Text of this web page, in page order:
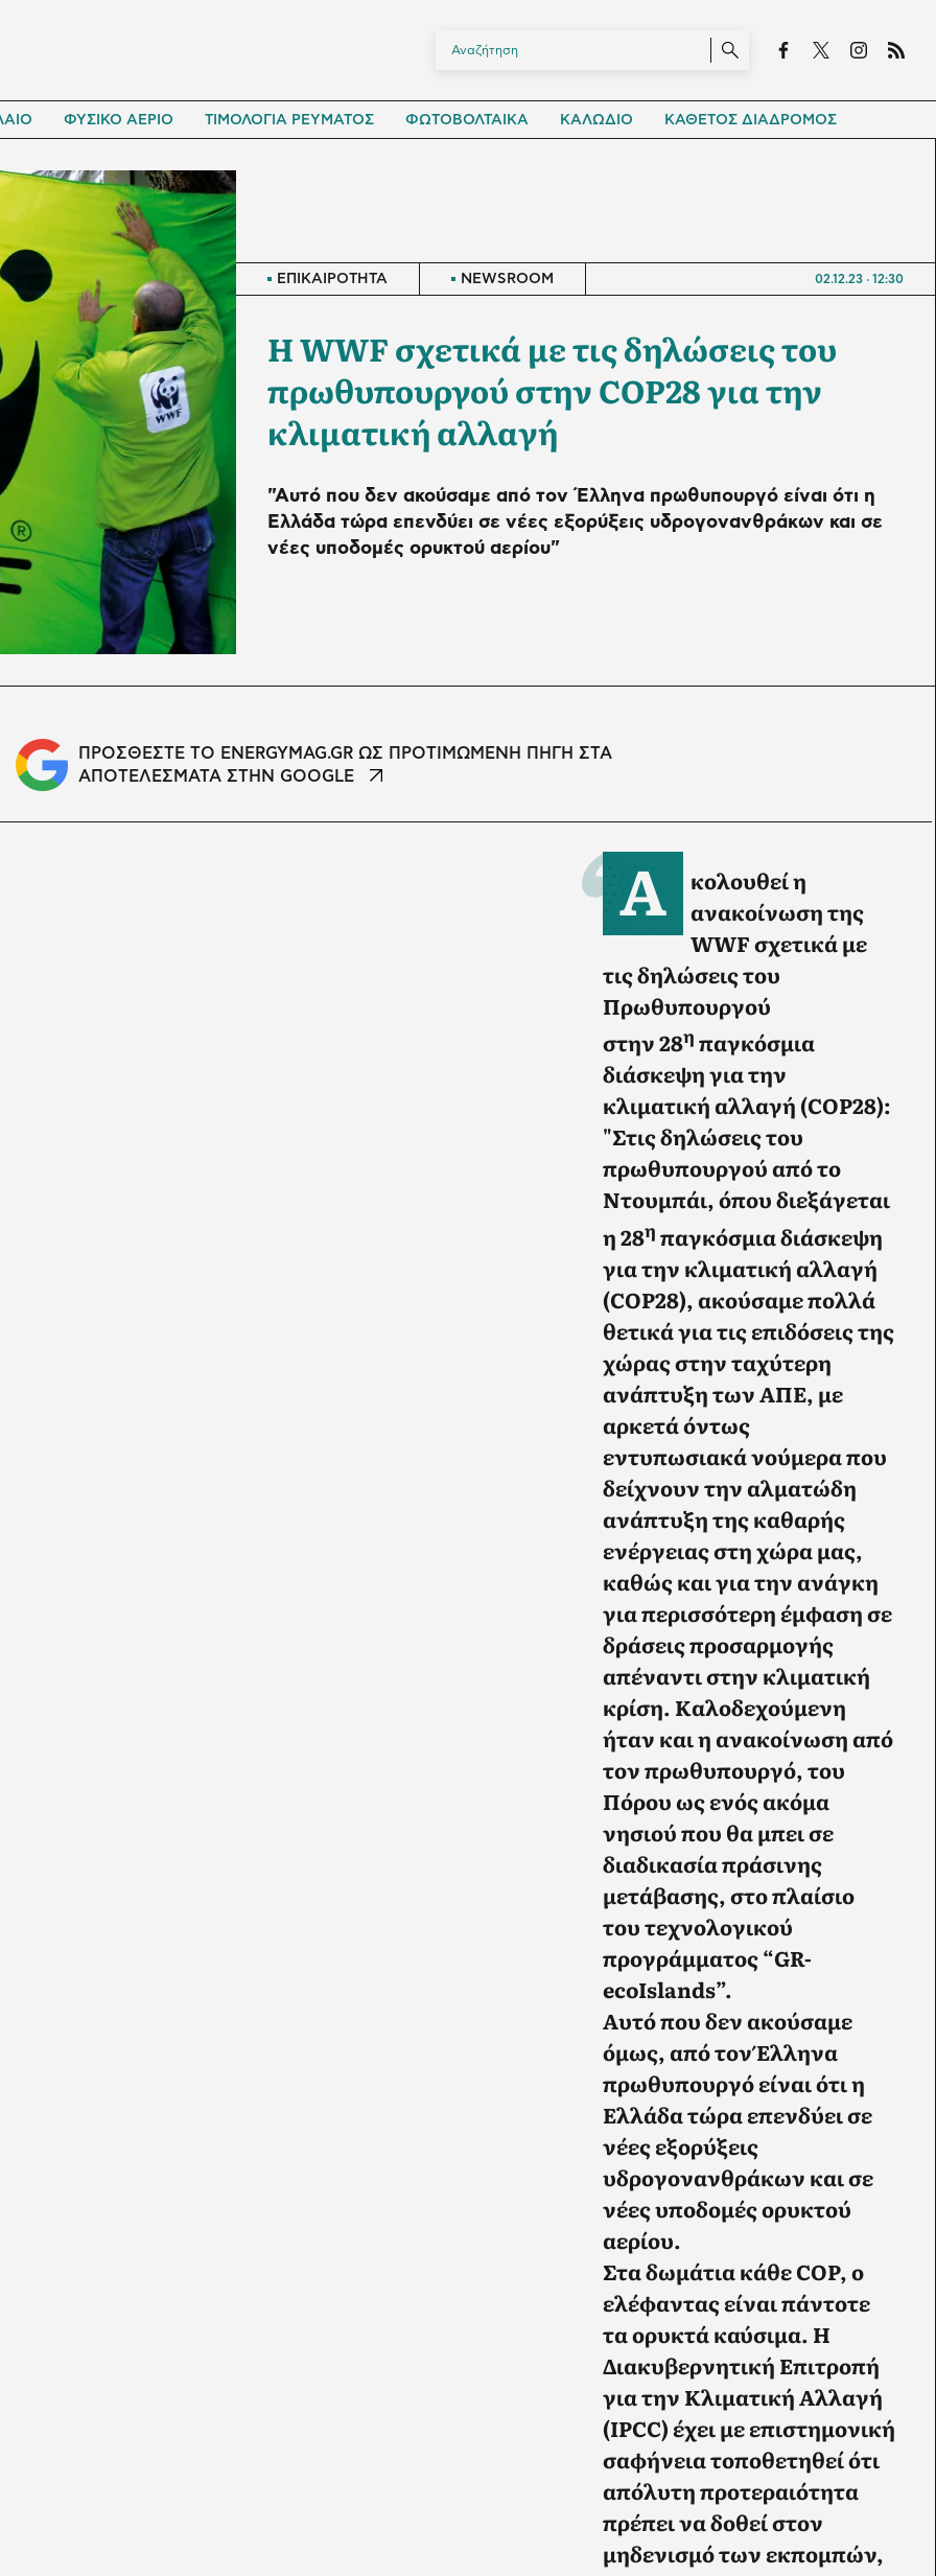
ΦΥΣΙΚΟ ΑΕΡΙΟ ΤΙΜΟΛΟΓΙΑ ΡΕΥΜΑΤΟΣ ΦΩΤΟΒΟΛΤΑΙΚΑ ΚΑΛΩΔΙΟ ΚΑΘΕΤΟΣ ΔΙΑΔΡΟΜΟΣ
ΕΠΙΚΑΙΡΟΤΗΤΑ NEWSROOM 02.12.23 12:30
H WWF σχετικά με τις δηλώσεις του
πρωθυπουργού στην COP28 για την
κλιματική αλλαγή
"Αυτό που δεν ακούσαμε από τον Έλληνα πρωθυπουργό είναι ότι η
Ελλάδα τώρα επενδύει σε νέες εξορύξεις υδρογονανθράκων και σε
νέες υποδομές ορυκτού αερίου"
ΠΡΟΣΘΕΣΤΕ ΤΟ ENERGYMAG.GR ΩΣ ΠΡΟΤΙΜΩΜΕΝΗ ΠΗΓΗ ΣΤΑ
ΑΠΟΤΕΛΕΣΜΑΤΑ ΣΤΗΝ GOOGLE
Α
κολουθεί η
ανακοίνωση της
WWF σχετικά με
τις δηλώσεις του
Πρωθυπουργού
στην 28η παγκόσμια
διάσκεψη για την
κλιματική αλλαγή (COP28):
"Στις δηλώσεις του
πρωθυπουργού από το
Ντουμπάι, όπου διεξάγεται
η 28η παγκόσμια διάσκεψη
για την κλιματική αλλαγή
(COP28), ακούσαμε πολλά
θετικά για τις επιδόσεις της
χώρας στην ταχύτερη
ανάπτυξη των ΑΠΕ, με
αρκετά όντως
εντυπωσιακά νούμερα που
δείχνουν την αλματώδη
ανάπτυξη της καθαρής
ενέργειας στη χώρα μας,
καθώς και για την ανάγκη
για περισσότερη έμφαση σε
δράσεις προσαρμογής
απέναντι στην κλιματική
κρίση. Καλοδεχούμενη
ήταν και η ανακοίνωση από
τον πρωθυπουργό, του
Πόρου ως ενός ακόμα
νησιού που θα μπει σε
διαδικασία πράσινης
μετάβασης, στο πλαίσιο
του τεχνολογικού
προγράμματος “GR-
ecoIslands”.
Αυτό που δεν ακούσαμε
όμως, από τον Έλληνα
πρωθυπουργό είναι ότι η
Ελλάδα τώρα επενδύει σε
νέες εξορύξεις
υδρογονανθράκων και σε
νέες υποδομές ορυκτού
αερίου.
Στα δωμάτια κάθε COP, ο
ελέφαντας είναι πάντοτε
τα ορυκτά καύσιμα. Η
Διακυβερνητική Επιτροπή
για την Κλιματική Αλλαγή
(IPCC) έχει με επιστημονική
σαφήνεια τοποθετηθεί ότι
απόλυτη προτεραιότητα
πρέπει να δοθεί στον
μηδενισμό των εκπομπών,